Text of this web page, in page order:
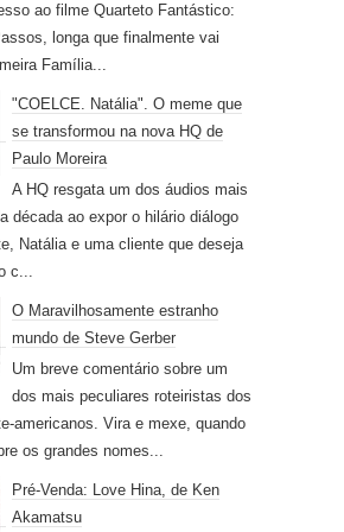
ao filme Quarteto Fantástico:
longa que finalmente vai
Família...
"COELCE. Natália". O meme que
se transformou na nova HQ de
Paulo Moreira
A HQ resgata um dos áudios mais
década ao expor o hilário diálogo
Natália e uma cliente que deseja
c...
O Maravilhosamente estranho
mundo de Steve Gerber
Um breve comentário sobre um
dos mais peculiares roteiristas dos
americanos. Vira e mexe, quando
os grandes nomes...
Pré-Venda: Love Hina, de Ken
Akamatsu